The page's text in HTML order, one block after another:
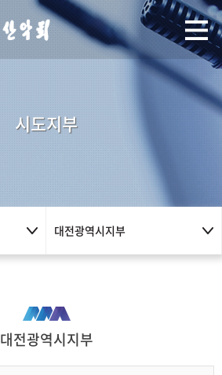
시도지부
대전광역시지부
대전광역시지부